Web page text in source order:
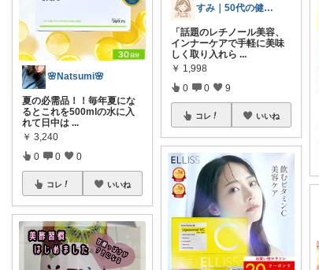
🌸Natsumi🌸
夏の必需品！！毎年夏にな
るとこれを500mlの水に入
れて日中は ...
￥ 3,240
0 0 0
コレ いいね
すみ｜50代の健康と暮らし
「話題のレチノール美容、
インナーケアで手軽に美味
しく取り入れら ...
￥ 1,998
0 0 9
コレ いいね